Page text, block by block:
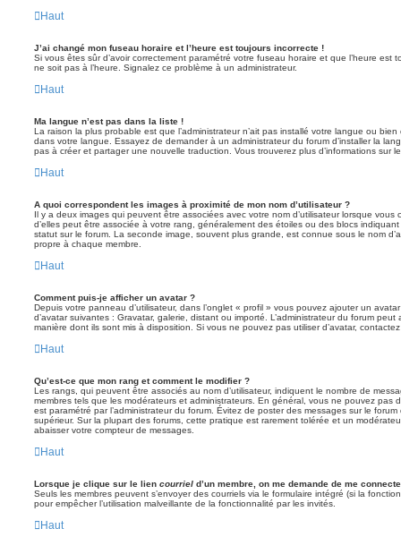
Haut
J’ai changé mon fuseau horaire et l’heure est toujours incorrecte !
Si vous êtes sûr d’avoir correctement paramétré votre fuseau horaire et que l’heure est
ne soit pas à l’heure. Signalez ce problème à un administrateur.
Haut
Ma langue n’est pas dans la liste !
La raison la plus probable est que l’administrateur n’ait pas installé votre langue ou
dans votre langue. Essayez de demander à un administrateur du forum d’installer la
pas à créer et partager une nouvelle traduction. Vous trouverez plus d’informations sur
Haut
A quoi correspondent les images à proximité de mon nom d’utilisateur ?
Il y a deux images qui peuvent être associées avec votre nom d’utilisateur lorsque vous
d’elles peut être associée à votre rang, généralement des étoiles ou des blocs
statut sur le forum. La seconde image, souvent plus grande, est connue sous le nom
propre à chaque membre.
Haut
Comment puis-je afficher un avatar ?
Depuis votre panneau d’utilisateur, dans l’onglet « profil » vous pouvez ajouter un
d’avatar suivantes : Gravatar, galerie, distant ou importé. L’administrateur du forum
manière dont ils sont mis à disposition. Si vous ne pouvez pas utiliser d’avatar,
Haut
Qu’est-ce que mon rang et comment le modifier ?
Les rangs, qui peuvent être associés au nom d’utilisateur, indiquent le nombre de
membres tels que les modérateurs et administrateurs. En général, vous ne pouvez pas
est paramétré par l’administrateur du forum. Évitez de poster des messages sur le
supérieur. Sur la plupart des forums, cette pratique est rarement tolérée et un
abaisser votre compteur de messages.
Haut
Lorsque je clique sur le lien courriel d’un membre, on me demande de me
Seuls les membres peuvent s’envoyer des courriels via le formulaire intégré (si la
pour empêcher l’utilisation malveillante de la fonctionnalité par les invités.
Haut